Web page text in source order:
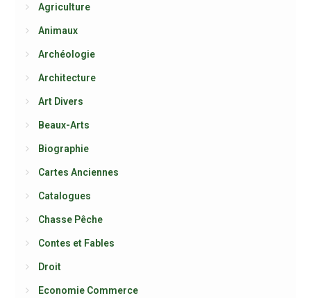
Agriculture
Animaux
Archéologie
Architecture
Art Divers
Beaux-Arts
Biographie
Cartes Anciennes
Catalogues
Chasse Pêche
Contes et Fables
Droit
Economie Commerce